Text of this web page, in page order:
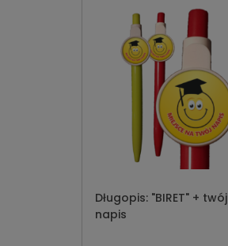
Długopis: "BIRET" + twój
napis